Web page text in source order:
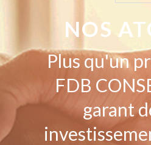
NOS
Plus qu'un
FDB
garant